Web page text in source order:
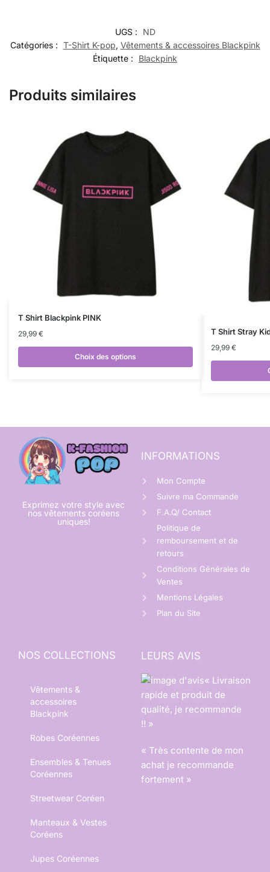
UGS :
ND
Catégories : T-Shirt K-pop, Vêtements & accessoires Blackpink
Étiquette :
Blackpink
Produits similaires
T Shirt Blackpink PINK
29,99 €
Choix des options
T Shirt Stray
29,99 €
Exprimez votre style avec
nos vêtements coréens
uniques!
INFORMATIONS
Mon Compte
Suivre ma Commande
F.A.Q/ Contact
Politique de
remboursement et de
retours
Conditions Générales de
Ventes
Mentions Légales
Plan du Site
NOS COLLECTIONS
Vêtements &
accessoires
Blackpink
Robes Coréennes
Ensembles & Tenues
Coréennes
Streetwear Coréen
Manteaux & Vestes
Coréens
Jupes Coréennes
LEURS AVIS
« Livraison
rapide et produit de
qualité, je recommande
!! »
« Très contente de mon
achat je recommande
fortement »